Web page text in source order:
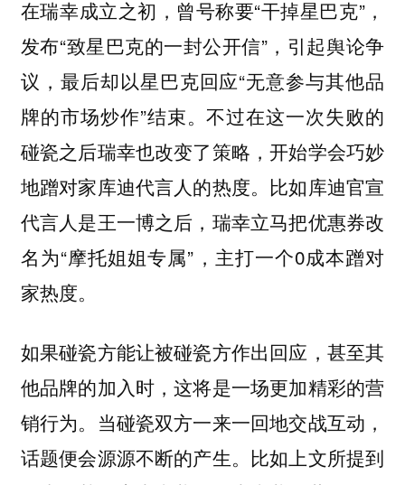
在瑞幸成立之初，曾号称要“干掉星巴克”，
发布“致星巴克的一封公开信”，引起舆论争
议，最后却以星巴克回应“无意参与其他品
牌的市场炒作”结束。不过在这一次失败的
碰瓷之后瑞幸也改变了策略，开始学会巧妙
地蹭对家库迪代言人的热度。比如库迪官宣
代言人是王一博之后，瑞幸立马把优惠券改
名为“摩托姐姐专属”，主打一个0成本蹭对
家热度。
如果碰瓷方能让被碰瓷方作出回应，甚至其
他品牌的加入时，这将是一场更加精彩的营
销行为。当碰瓷双方一来一回地交战互动，
话题便会源源不断的产生。比如上文所提到